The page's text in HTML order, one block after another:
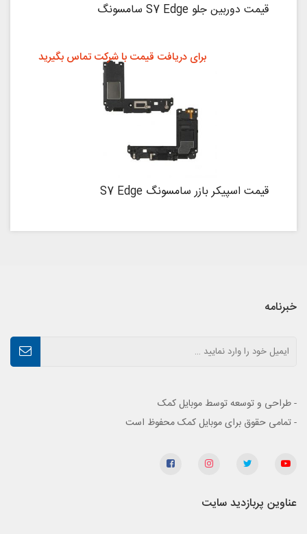
قیمت دوربین جلو S7 Edge سامسونگ
قیمت اسپیکر بازر سامسونگ S7 Edge
برای دریافت قیمت با شرکت تماس بگیرید
خبرنامه
- طراحی و توسعه توسط موبایل کمک
- تمامی حقوق برای موبایل کمک محفوظ است
عناوین پربازدید سایت